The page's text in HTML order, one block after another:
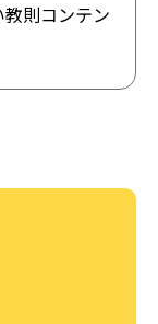
則コンテン